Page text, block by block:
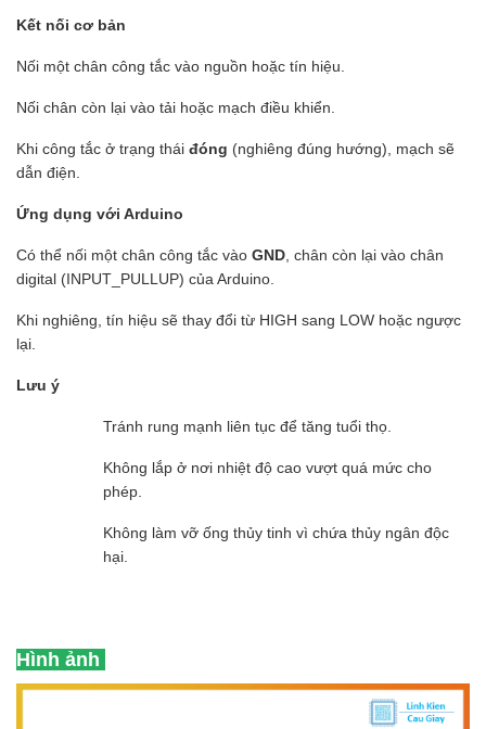
Kết nối cơ bản
Nối một chân công tắc vào nguồn hoặc tín hiệu.
Nối chân còn lại vào tải hoặc mạch điều khiển.
Khi công tắc ở trạng thái đóng (nghiêng đúng hướng), mạch sẽ
dẫn điện.
Ứng dụng với Arduino
Có thể nối một chân công tắc vào GND , chân còn lại vào chân
digital (INPUT_PULLUP) của Arduino.
Khi nghiêng, tín hiệu sẽ thay đổi từ HIGH sang LOW hoặc ngược
lại.
Lưu ý
Tránh rung mạnh liên tục để tăng tuổi thọ.
Không lắp ở nơi nhiệt độ cao vượt quá mức cho
phép.
Không làm vỡ ống thủy tinh vì chứa thủy ngân độc
hại.
Hình ảnh